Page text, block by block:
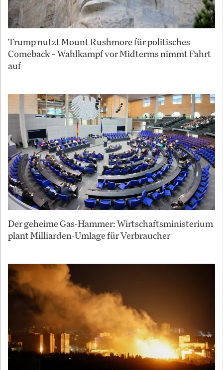
Trump nutzt Mount Rushmore für politisches
Comeback – Wahlkampf vor Midterms nimmt Fahrt
auf
Der geheime Gas-Hammer: Wirtschaftsministerium
plant Milliarden-Umlage für Verbraucher